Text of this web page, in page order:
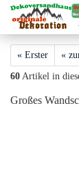
« Erster «
60 Artikel in
Großes